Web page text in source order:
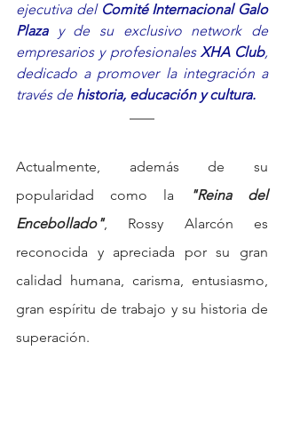
ejecutiva del Comité Internacional Galo
Plaza y de su exclusivo network de
empresarios y profesionales XHA Club,
dedicado a promover la integración a
través de historia, educación y cultura.
Actualmente, además de su
popularidad como la
"Reina del
Encebollado", Rossy Alarcón es
reconocida y apreciada por su gran
calidad humana, carisma, entusiasmo,
gran espíritu de trabajo y su historia de
superación.